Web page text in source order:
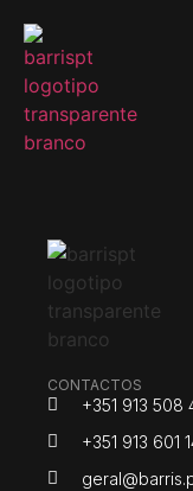
CONTACTOS
+351 913 508
+351 913 601